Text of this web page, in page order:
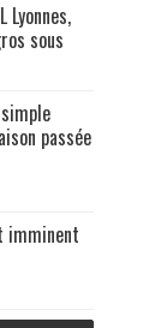
Lyonnes,
sous
passée
imminent